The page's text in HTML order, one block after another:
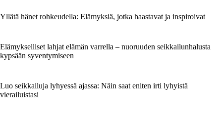
Yllätä hänet rohkeudella: Elämyksiä, jotka haastavat ja inspiroivat
Elämykselliset lahjat elämän varrella – nuoruuden seikkailunhalusta
kypsään syventymiseen
Luo seikkailuja lyhyessä ajassa: Näin saat eniten irti lyhyistä
vierailuistasi